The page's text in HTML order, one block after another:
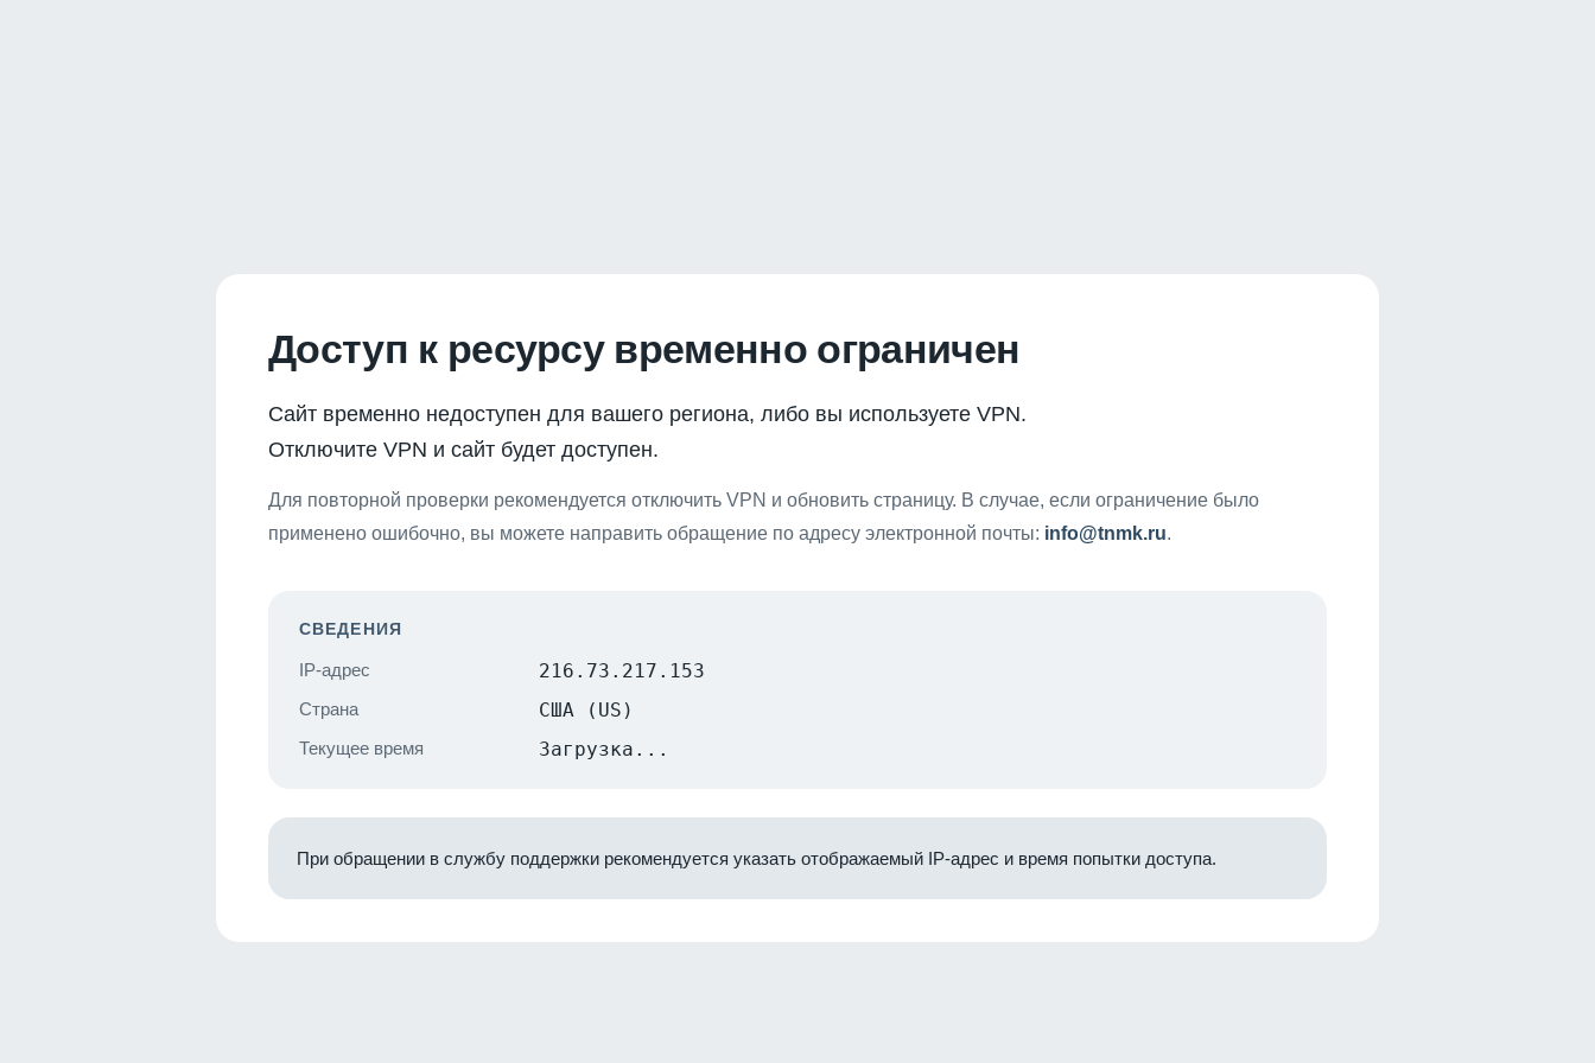
Доступ к ресурсу временно ограничен
Сайт временно недоступен для вашего региона, либо вы используете VPN.
Отключите VPN и сайт будет доступен.
Для повторной проверки рекомендуется отключить VPN и обновить страницу. В случае, если ограничение было
применено ошибочно, вы можете направить обращение по адресу электронной почты: info@tnmk.ru.
СВЕДЕНИЯ
IP-адрес 216.73.217.153
Страна США (US)
Текущее время Загрузка...
При обращении в службу поддержки рекомендуется указать отображаемый IP-адрес и время попытки доступа.